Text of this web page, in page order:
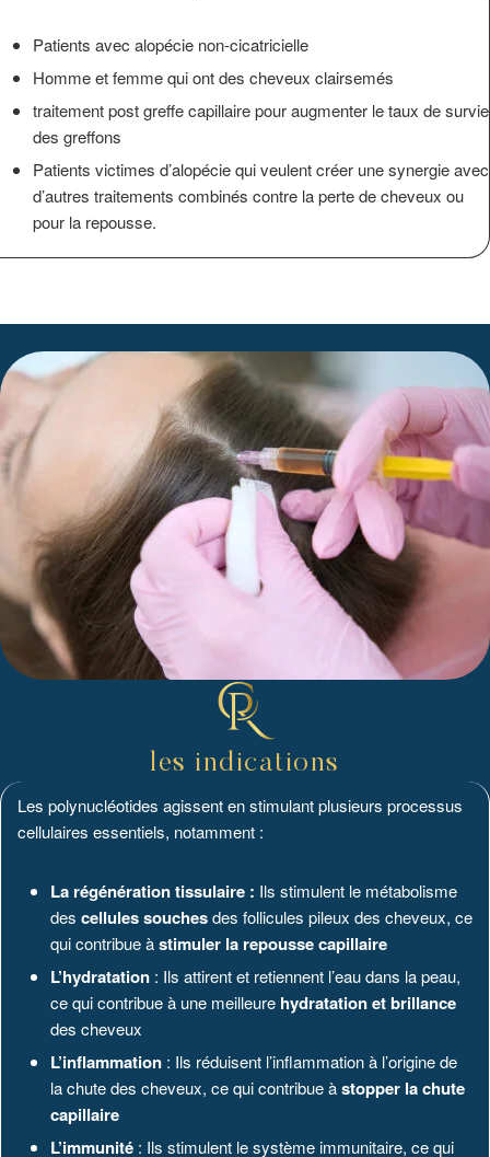
Patients avec alopécie non-cicatricielle
Homme et femme qui ont des cheveux clairsemés
traitement post greffe capillaire pour augmenter le taux de survie
des greffons
Patients victimes d’alopécie qui veulent créer une synergie avec
d’autres traitements combinés contre la perte de cheveux ou
pour la repousse.
les indications
Les polynucléotides agissent en stimulant plusieurs processus
cellulaires essentiels, notamment :
La régénération tissulaire : Ils stimulent le métabolisme
des cellules souchesdes follicules pileux des cheveux, ce
qui contribue àstimuler la repousse capillaire
L’hydratation : Ils attirent et retiennent l’eau dans la peau,
ce qui contribue à une meilleure hydratation et brillance
des cheveux
L’inflammation : Ils réduisent l’inflammation à l’origine de
la chute des cheveux, ce qui contribue àstopper la chute
capillaire
L’immunité : Ils stimulent le système immunitaire, ce qui